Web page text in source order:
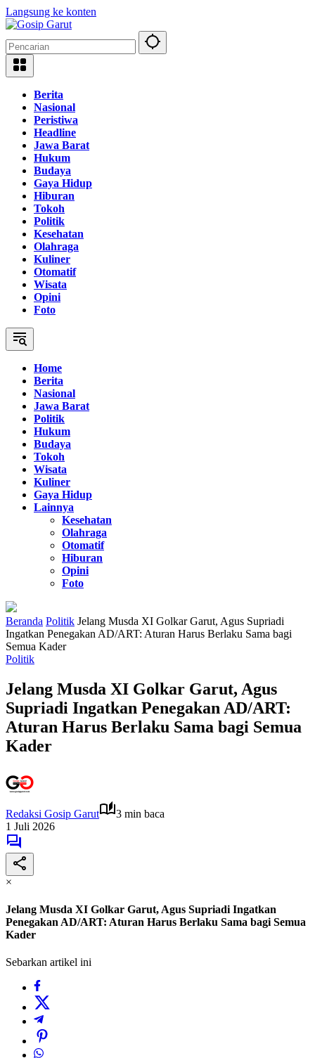
Langsung ke konten
Berita
Nasional
Peristiwa
Headline
Jawa Barat
Hukum
Budaya
Gaya Hidup
Hiburan
Tokoh
Politik
Kesehatan
Olahraga
Kuliner
Otomatif
Wisata
Opini
Foto
Home
Berita
Nasional
Jawa Barat
Politik
Hukum
Budaya
Tokoh
Wisata
Kuliner
Gaya Hidup
Lainnya
Kesehatan
Olahraga
Otomatif
Hiburan
Opini
Foto
Beranda Politik Jelang Musda XI Golkar Garut, Agus Supriadi
Ingatkan Penegakan AD/ART: Aturan Harus Berlaku Sama bagi
Semua Kader
Politik
Jelang Musda XI Golkar Garut, Agus
Supriadi Ingatkan Penegakan AD/ART:
Aturan Harus Berlaku Sama bagi Semua
Kader
Redaksi Gosip Garut
3 min baca
1 Juli 2026
×
Jelang Musda XI Golkar Garut, Agus Supriadi Ingatkan
Penegakan AD/ART: Aturan Harus Berlaku Sama bagi Semua
Kader
Sebarkan artikel ini